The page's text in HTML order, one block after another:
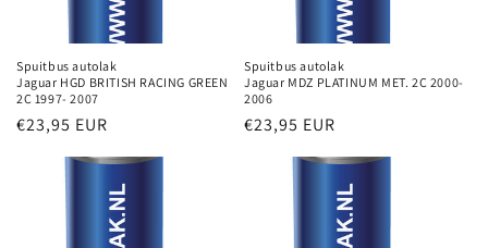
Spuitbus autolak
Jaguar HGD BRITISH RACING GREEN
2C 1997- 2007
Normale
€23,95 EUR
Spuitbus autolak
Jaguar MDZ PLATINUM MET. 2C 2000-
2006
Normale
€23,95 EUR